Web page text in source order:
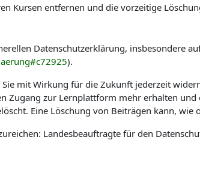
Kursen entfernen und die vorzeitige
Datenschutzerklärung, insbesondere
).
mit Wirkung für die Zukunft jederzeit
Zugang zur Lernplattform mehr erhalten
Eine Löschung von Beiträgen kann, wie
Landesbeauftragte für den